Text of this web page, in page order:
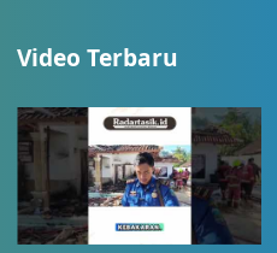
Video Terbaru